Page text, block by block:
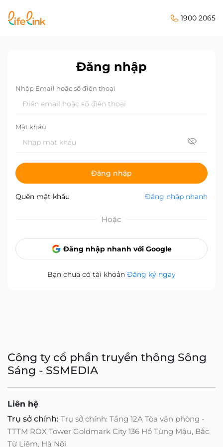
1900 2065
Đăng nhập
Nhập Email hoặc số điện thoại
Mật khẩu
Đăng nhập
Quên mật khẩu Đăng nhập nhanh
Hoặc
Đăng nhập nhanh với Google
Bạn chưa có tài khoản Đăng ký ngay
Công ty cổ phần truyền thông Sông
Sáng - SSMEDIA
Liên hệ
Trụ sở chính: Trụ sở chính: Tầng 12A Tòa văn phòng -
TTTM ROX Tower Goldmark City 136 Hồ Tùng Mậu, Bắc
Từ Liêm, Hà Nội